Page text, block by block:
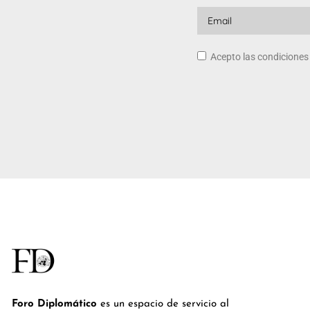
Acepto las
Foro Diplomático es un espacio de servicio al